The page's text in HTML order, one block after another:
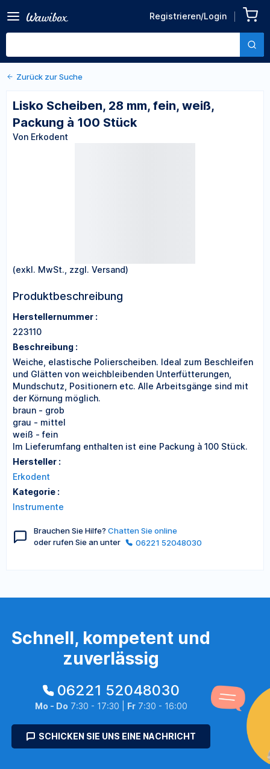
Registrieren/Login
fein, weiß, Packung à 100
Stück
Von Erkodent
Zurück zu den Produktdetails
Zurück zur Suche
Lisko Scheiben, 28 mm, fein, weiß,
Packung à 100 Stück
Von Erkodent
(exkl. MwSt., zzgl. Versand)
Produktbeschreibung
Herstellernummer :
223110
Beschreibung :
Weiche, elastische Polierscheiben. Ideal zum Beschleifen
und Glätten von weichbleibenden Unterfütterungen,
Mundschutz, Positionern etc. Alle Arbeitsgänge sind mit
der Körnung möglich.
braun - grob
grau - mittel
weiß - fein
Im Lieferumfang enthalten ist eine Packung à 100 Stück.
Hersteller :
Erkodent
Kategorie :
Instrumente
Brauchen Sie Hilfe? Chatten Sie online
oder rufen Sie an unter
06221 52048030
Schnell, kompetent und
zuverlässig
06221 52048030
Mo - Do 7:30 - 17:30 | Fr7:30 - 16:00
SCHICKEN SIE UNS EINE NACHRICHT